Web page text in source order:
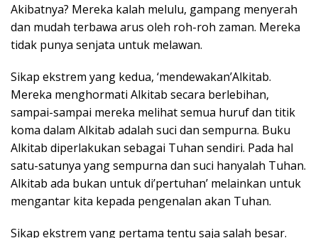
Akibatnya? Mereka kalah melulu, gampang menyerah
dan mudah terbawa arus oleh roh-roh zaman. Mereka
tidak punya senjata untuk melawan.
Sikap ekstrem yang kedua, ‘mendewakan’Alkitab.
Mereka menghormati Alkitab secara berlebihan,
sampai-sampai mereka melihat semua huruf dan titik
koma dalam Alkitab adalah suci dan sempurna. Buku
Alkitab diperlakukan sebagai Tuhan sendiri. Pada hal
satu-satunya yang sempurna dan suci hanyalah Tuhan.
Alkitab ada bukan untuk di’pertuhan’ melainkan untuk
mengantar kita kepada pengenalan akan Tuhan.
Sikap ekstrem yang pertama tentu saja salah besar.